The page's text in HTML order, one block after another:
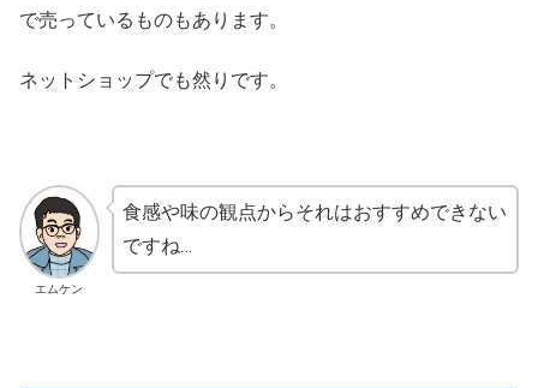
で売っているものもあります。
ネットショップでも然りです。
エムケン
食感や味の観点からそれはおすすめできない
ですね…